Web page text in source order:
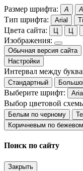
Размер шрифта: A A
Тип шрифта: Arial
Цвета сайта: Ц Ц
Изображения:
Обычная версия сайта
Настройки
Интервал между
Стандартный
Выберите шрифт: Arial
Выбор цветовой
Белым по черному
Коричневым по
Поиск по сайту
Закрыть